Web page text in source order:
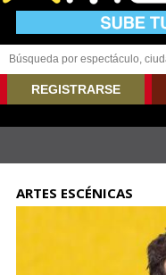
REGISTRARSE
ARTES ESCÉNICAS